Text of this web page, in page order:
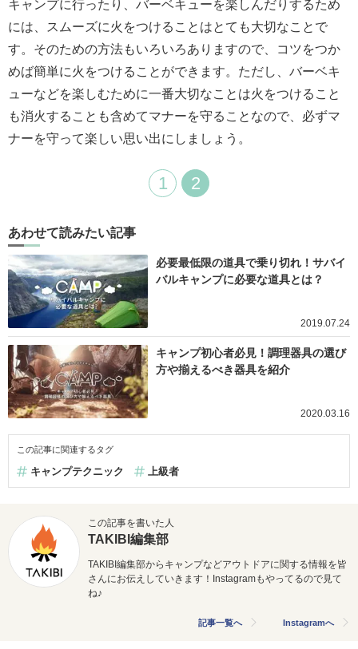
キャンプに行ったり、バーベキューを楽しんだりするため
には、スムーズに火をつけることはとても大切なことで
す。そのための方法もいろいろありますので、コツをつか
めば簡単に火をつけることができます。ただし、バーベキ
ューなどを楽しむために一番大切なことは火をつけること
も消火することも含めてマナーを守ることなので、必ずマ
ナーを守って楽しい思い出にしましょう。
1 2
あわせて読みたい記事
必要最低限の道具で乗り切れ！サバイ
バルキャンプに必要な道具とは？
2019.07.24
キャンプ初心者必見！調理器具の選び
方や揃えるべき器具を紹介
2020.03.16
この記事に関連するタグ
キャンプテクニック 上級者
この記事を書いた人
TAKIBI編集部
TAKIBI編集部からキャンプなどアウトドアに関する情報を皆
さんにお伝えしていきます！Instagramもやってるので見て
ね♪
記事一覧へ Instagramへ